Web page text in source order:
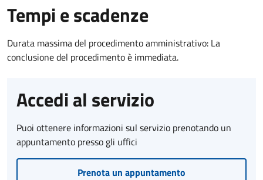
Tempi e scadenze
Durata massima del procedimento amministrativo: La
conclusione del procedimento è immediata.
Accedi al servizio
Puoi ottenere informazioni sul servizio prenotando un
appuntamento presso gli uffici
Prenota un appuntamento